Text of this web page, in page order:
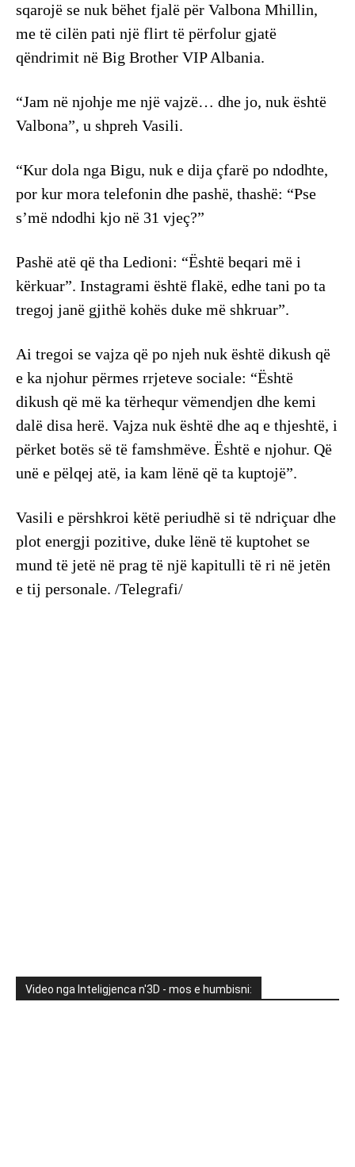
sqarojë se nuk bëhet fjalë për Valbona Mhillin,
me të cilën pati një flirt të përfolur gjatë
qëndrimit në Big Brother VIP Albania.
“Jam në njohje me një vajzë… dhe jo, nuk është
Valbona”, u shpreh Vasili.
“Kur dola nga Bigu, nuk e dija çfarë po ndodhte,
por kur mora telefonin dhe pashë, thashë: “Pse
s’më ndodhi kjo në 31 vjeç?”
Pashë atë që tha Ledioni: “Është beqari më i
kërkuar”. Instagrami është flakë, edhe tani po ta
tregoj janë gjithë kohës duke më shkruar”.
Ai tregoi se vajza që po njeh nuk është dikush që
e ka njohur përmes rrjeteve sociale: “Është
dikush që më ka tërhequr vëmendjen dhe kemi
dalë disa herë. Vajza nuk është dhe aq e thjeshtë, i
përket botës së të famshmëve. Është e njohur. Që
unë e pëlqej atë, ia kam lënë që ta kuptojë”.
Vasili e përshkroi këtë periudhë si të ndriçuar dhe
plot energji pozitive, duke lënë të kuptohet se
mund të jetë në prag të një kapitulli të ri në jetën
e tij personale. /Telegrafi/
Video nga Inteligjenca n'3D - mos e humbisni: